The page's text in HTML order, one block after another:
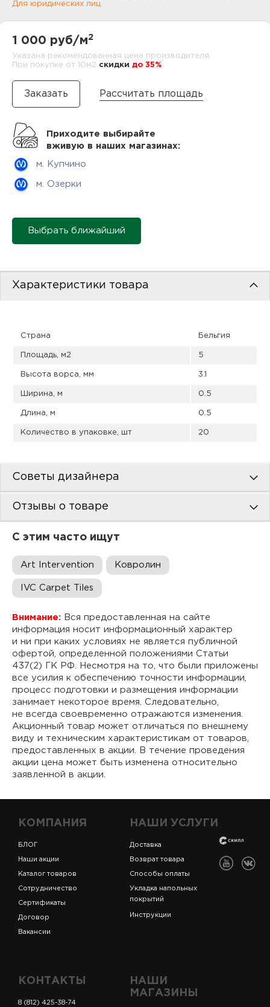
Для юридических лиц
1 000 руб/м2
Указана рекомендованная цена производителя.
При покупке от 10м2 cкидки до 35%
Рассчитать площадь
Приходите выбирайте
вживую в наших магазинах:
м. Купчино
м. Озерки
Выбрать ближайший
Характеристики товара
Страна Бельгия
Площадь, м2 5
Высота ворса, мм 3.1
Ширина, м 0.5
Длина, м 0.5
Количество в упаковке, шт 20
Советы дизайнера
Отзывы о товаре
С этим часто ищут
Art Intervention Ковролин
IVC Carpet Tiles
Внимание: Вся предоставленная на сайте
информация носит информационный характер
и ни при каких условиях не является публичной
офертой, определенной положениями Статьи
437(2) ГК РФ. Несмотря на то, что были приложены
все усилия к обеспечению точности информации,
процесс подготовки и размещения информации
занимает некоторое время. Следовательно,
не всегда своевременно отражаются изменения.
Акционный товар может отличаться по внешнему
виду и техническим характеристикам от товаров,
предоставленных в акции. В течение проведения
акции цена может быть изменена относительно
заявленной в акции.
КОМПАНИЯ
БЛОГ
Наши акции
Каталог товаров
Сотрудничество
Сертификаты
Договор
Вакансии
НАШИ УСЛУГИ
Доставка
Возврат товара
Способы оплаты
Укладка напольных
покрытий
Инструкции
КОНТАКТЫ
8 (812) 425-38-74
НАШИ
МАГАЗИНЫ